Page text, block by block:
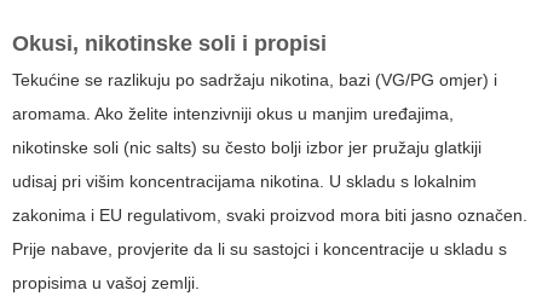
Okusi, nikotinske soli i propisi
Tekućine se razlikuju po sadržaju nikotina, bazi (VG/PG omjer) i
aromama. Ako želite intenzivniji okus u manjim uređajima,
nikotinske soli (nic salts) su često bolji izbor jer pružaju glatkiji
udisaj pri višim koncentracijama nikotina. U skladu s lokalnim
zakonima i EU regulativom, svaki proizvod mora biti jasno označen.
Prije nabave, provjerite da li su sastojci i koncentracije u skladu s
propisima u vašoj zemlji.